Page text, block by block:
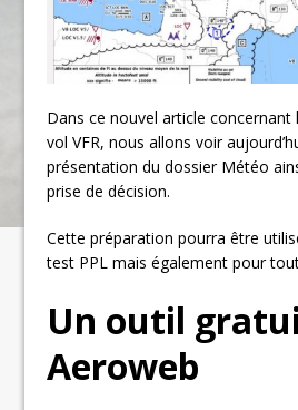
Dans ce nouvel article concernant
vol VFR, nous allons voir
présentation du dossier Météo
prise de décision.
Cette préparation pourra être
test PPL mais également pour
Un outil
Aeroweb